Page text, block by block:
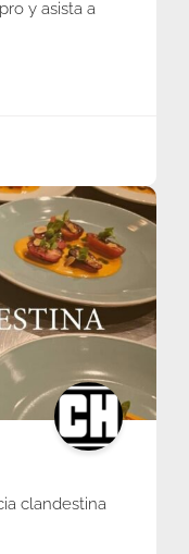
y asista a
clandestina